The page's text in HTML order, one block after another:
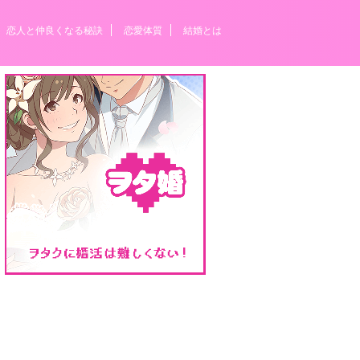
恋人と仲良くなる秘訣 恋愛体質 結婚とは